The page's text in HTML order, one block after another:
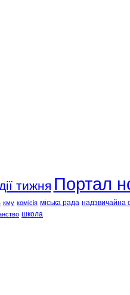
тижня Портал
кму комісія міська рада надзвичайна
школа